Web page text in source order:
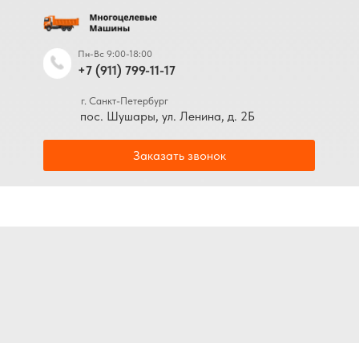
+7 (911) 799-11-17
Пн-Вс 9:00-18:00
Заказать звонок
пос. Шушары, ул. Ленина, д. 2Б
г. Санкт-Петербург